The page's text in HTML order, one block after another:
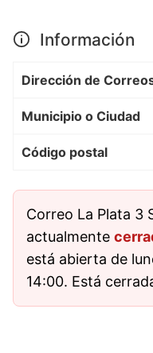
Información
Dirección de
Municipio o Ciudad
Código postal
Correo La Plata 3
actualmente
está abierta de
14:00. Está